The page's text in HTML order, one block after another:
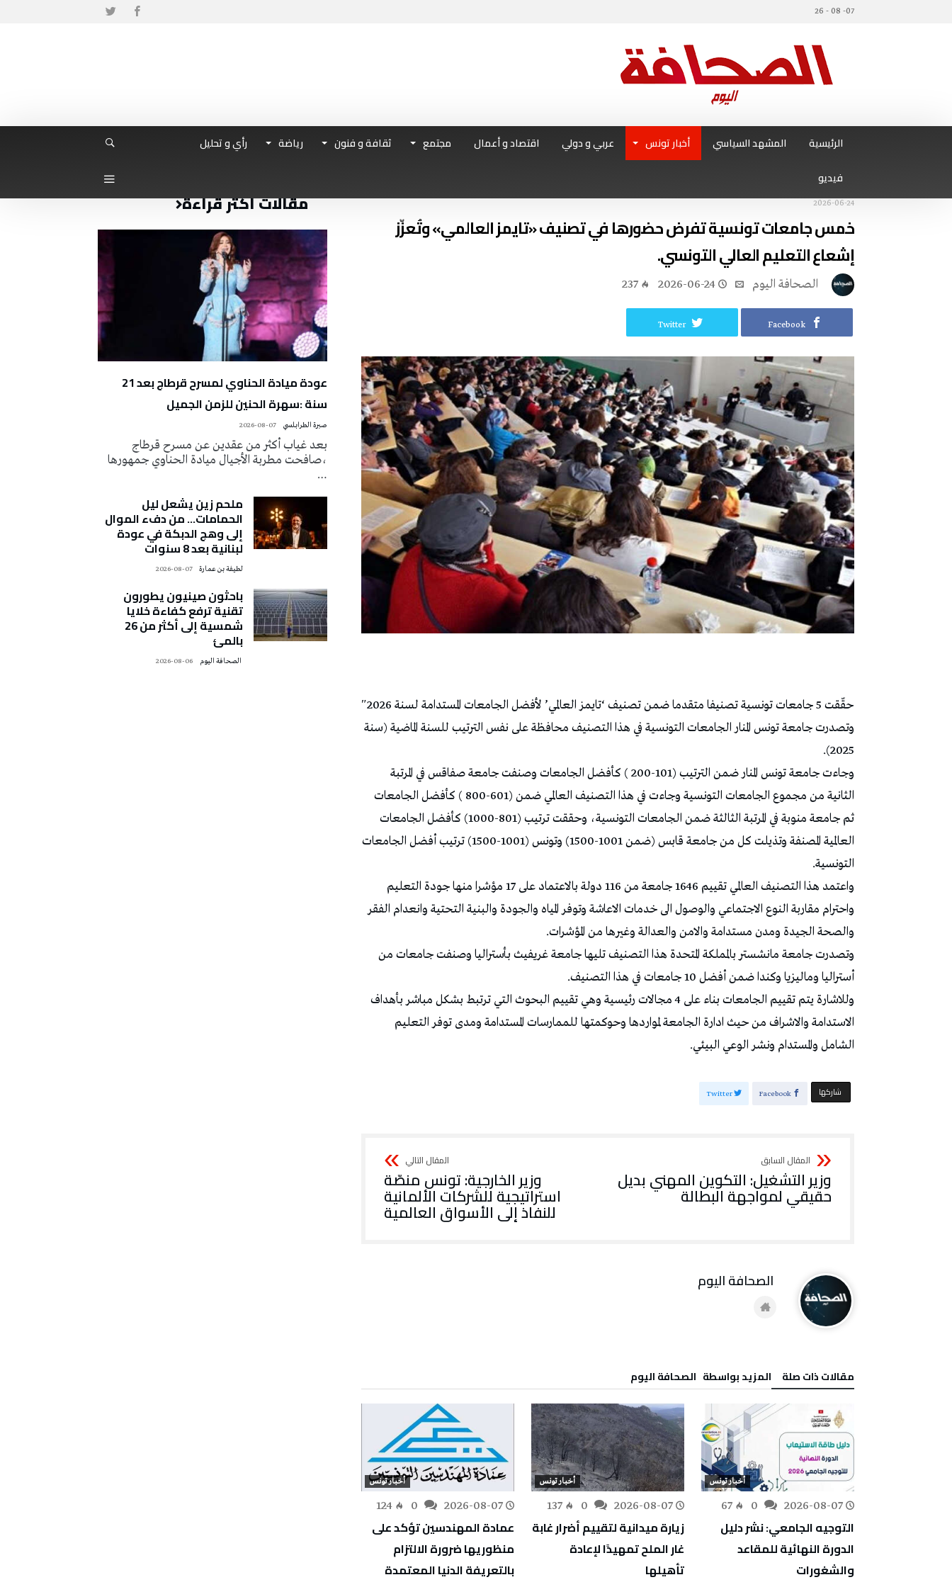
07- 08 - 26
الرئيسية المشهد السياسي أخبار تونس عربي و دولي اقتصاد و أعمال مجتمع ثقافة و فنون رياضة
رأي و تحليل
فيديو
2026-06-24
خمس جامعات تونسية تفرض حضورها في تصنيف «تايمز العالمي» وتُعزّز
إشعاع التعليم العالي التونسي.
2026-06-24
237
Facebook
Twitter
حقّقت 5 جامعات تونسية تصنيفا متقدما ضمن تصنيف ‘تايمز العالمي’ لأفضل الجامعات المستدامة لسنة 2026″
وتصدرت جامعة تونس المنار الجامعات التونسية في هذا التصنيف محافظة على نفس الترتيب للسنة الماضية (سنة
2025).
وجاءت جامعة تونس المنار ضمن الترتيب (101-200 ) كأفضل الجامعات وصنفت جامعة صفاقس في المرتبة
الثانية من مجموع الجامعات التونسية وجاءت في هذا التصنيف العالمي ضمن (601-800 ) كأفضل الجامعات
ثم جامعة منوبة في المرتبة الثالثة ضمن الجامعات التونسية، وحققت ترتيب (801-1000) كأفضل الجامعات
العالمية المصنفة وتذيلت كل من جامعة قابس (ضمن 1001-1500) وتونس (1001-1500) ترتيب أفضل الجامعات
التونسية.
واعتمد هذا التصنيف العالمي تقييم 1646 جامعة من 116 دولة بالاعتماد على 17 مؤشرا منها جودة التعليم
واحترام مقاربة النوع الاجتماعي والوصول الى خدمات الاعاشة وتوفر المياه والجودة والبنية التحتية وانعدام الفقر
والصحة الجيدة ومدن مستدامة والامن والعدالة وغيرها من المؤشرات.
وتصدرت جامعة مانشستر بالمملكة المتحدة هذا التصنيف تليها جامعة غريفيث بأستراليا وصنفت جامعات من
أستراليا وماليزيا وكندا ضمن أفضل 10 جامعات في هذا التصنيف.
وللاشارة يتم تقييم الجامعات بناء على 4 مجالات رئيسية وهي تقييم البحوث التي ترتبط بشكل مباشر بأهداف
الاستدامة والاشراف من حيث ادارة الجامعة لمواردها وحوكمتها للممارسات المستدامة ومدى توفر التعليم
الشامل والمستدام ونشر الوعي البيئي.
‫‫ شاركها‬ Facebook
Twitter
وزير التشغيل: التكوين المهني بديل
حقيقي لمواجهة البطالة
وزير الخارجية: تونس منصّة
استراتيجية للشركات الألمانية
للنفاذ إلى الأسواق العالمية
‫مقالات ذات صلة‬ ‫‫المزيد بواسطة‬ ‬ ‭ ‬الصحافة‭ ‬اليوم
أخبار تونس
2026-08-07
67
التوجيه الجامعي: نشر دليل
الدورة النهائية للمقاعد
والشغورات
أخبار تونس
2026-08-07
137
زيارة ميدانية لتقييم أضرار غابة
غار الملح تمهيدًا لإعادة
تأهيلها
أخبار تونس
2026-08-07
124
عمادة المهندسين تؤكد على
منظوريها ضرورة الالتزام
بالتعريفة الدنيا المعتمدة
مقالات أكثر قراءة
عودة ميادة الحناوي لمسرح قرطاج بعد 21
سنة :سهرة الحنين للزمن الجميل
صبرة الطرابلسي 2026-08-07
بعد غياب أكثر من عقدين عن مسرح قرطاج
،صافحت مطربة الأجيال ميادة الحناوي جمهورها
…
ملحم زين يشعل ليل
الحمامات… من دفء الموال
إلى وهج الدبكة في عودة
لبنانية بعد 8 سنوات
لطيفة بن عمارة 2026-08-07
باحثون صينيون يطورون
تقنية ترفع كفاءة خلايا
شمسية إلى أكثر من 26
بالمئ
2026-08-06